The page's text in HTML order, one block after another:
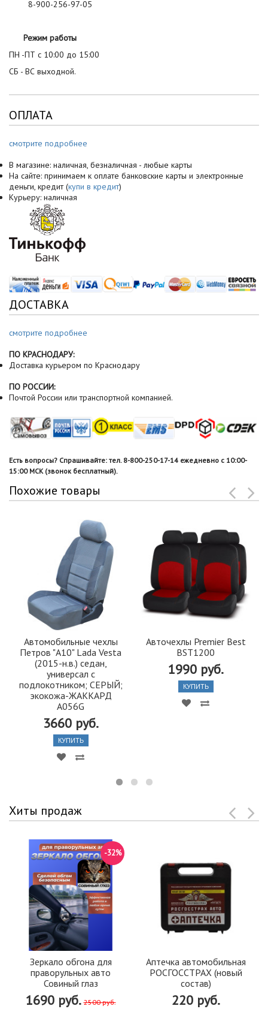
8-900-256-97-05
Режим работы
ПН -ПТ с 10:00 до 15:00
СБ - ВС выходной.
ОПЛАТА
смотрите подробнее
В магазине: наличная, безналичная - любые карты
На сайте: принимаем к оплате банковские карты и электронные
деньги, кредит (купи в кредит)
Курьеру: наличная
ДОСТАВКА
смотрите подробнее
ПО КРАСНОДАРУ:
Доставка курьером по Краснодару
ПО РОССИИ:
Почтой России или транспортной компанией.
Есть вопросы? Спрашивайте: тел. 8-800-250-17-14 ежедневно с 10:00-
15:00 МСК (звонок бесплатный).
Похожие товары
Автомобильные чехлы
Петров "А10" Lada Vesta
(2015-н.в.) седан,
универсал с
подлокотником; СЕРЫЙ;
экокожа-ЖАККАРД
A056G
3660 руб.
КУПИТЬ
Авточехлы Premier Best
BST1200
1990 руб.
КУПИТЬ
Хиты продаж
Зеркало обгона для
праворульных авто
Совиный глаз
1690 руб. 2500 руб.
-32%
Аптечка автомобильная
РОСГОССТРАХ (новый
состав)
220 руб.